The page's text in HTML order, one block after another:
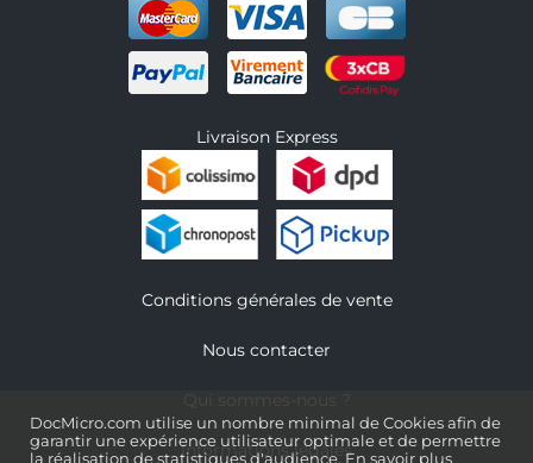
DocMicro.com utilise un nombre minimal de Cookies afin de
garantir une expérience utilisateur optimale et de permettre
la réalisation de statistiques d'audience. En savoir plus
Livraison Express
Conditions générales de vente
Nous contacter
Informations légales